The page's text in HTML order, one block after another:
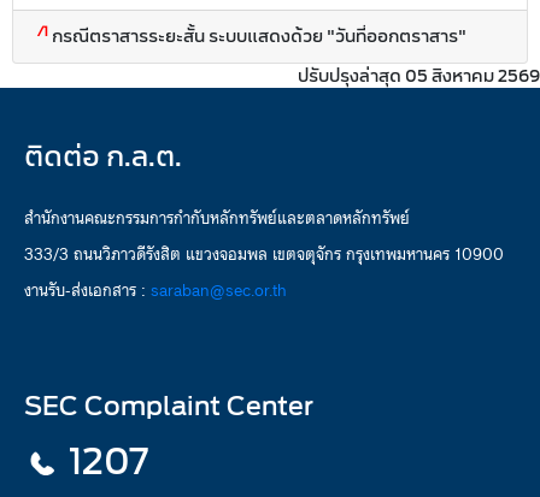
/1 กรณีตราสารระยะสั้น ระบบแสดงด้วย "วันที่ออกตราสาร"
ปรับปรุงล่าสุด 05 สิงหาคม 2569
ติดต่อ ก.ล.ต.
สำนักงานคณะกรรมการกำกับหลักทรัพย์และตลาดหลักทรัพย์
333/3 ถนนวิภาวดีรังสิต แขวงจอมพล เขตจตุจักร กรุงเทพมหานคร 10900
งานรับ-ส่งเอกสาร : saraban@sec.or.th
SEC Complaint Center
1207